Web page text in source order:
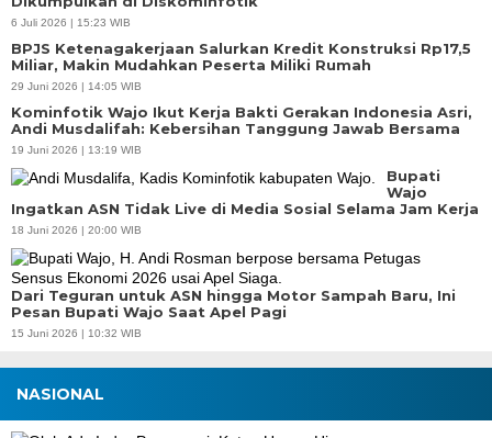
6 Juli 2026 | 15:23 WIB
BPJS Ketenagakerjaan Salurkan Kredit Konstruksi Rp17,5
Miliar, Makin Mudahkan Peserta Miliki Rumah
29 Juni 2026 | 14:05 WIB
Kominfotik Wajo Ikut Kerja Bakti Gerakan Indonesia Asri,
Andi Musdalifah: Kebersihan Tanggung Jawab Bersama
19 Juni 2026 | 13:19 WIB
Bupati
Wajo
Ingatkan ASN Tidak Live di Media Sosial Selama Jam Kerja
18 Juni 2026 | 20:00 WIB
Dari Teguran untuk ASN hingga Motor Sampah Baru, Ini
Pesan Bupati Wajo Saat Apel Pagi
15 Juni 2026 | 10:32 WIB
NASIONAL